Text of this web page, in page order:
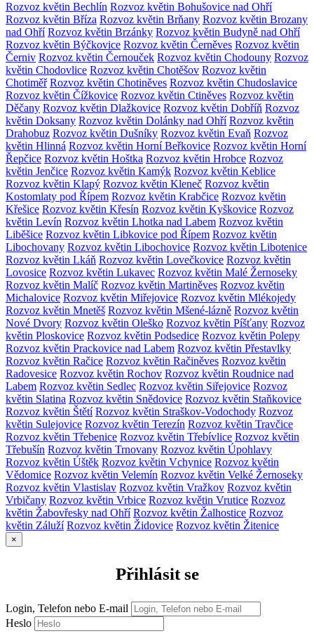
Rozvoz květin Bechlín Rozvoz květin Bohušovice nad Ohří
Rozvoz květin Bříza Rozvoz květin Brňany Rozvoz květin Brozany
nad Ohří Rozvoz květin Brzánky Rozvoz květin Budyně nad Ohří
Rozvoz květin Býčkovice Rozvoz květin Černěves Rozvoz květin
Černiv Rozvoz květin Černouček Rozvoz květin Chodouny Rozvoz
květin Chodovlice Rozvoz květin Chotěšov Rozvoz květin
Chotiměř Rozvoz květin Chotiněves Rozvoz květin Chudoslavice
Rozvoz květin Čížkovice Rozvoz květin Ctiněves Rozvoz květin
Děčany Rozvoz květin Dlažkovice Rozvoz květin Dobříň Rozvoz
květin Doksany Rozvoz květin Dolánky nad Ohří Rozvoz květin
Drahobuz Rozvoz květin Dušníky Rozvoz květin Evaň Rozvoz
květin Hlinná Rozvoz květin Horní Beřkovice Rozvoz květin Horní
Řepčice Rozvoz květin Hoštka Rozvoz květin Hrobce Rozvoz
květin Jenčice Rozvoz květin Kamýk Rozvoz květin Keblice
Rozvoz květin Klapý Rozvoz květin Kleneč Rozvoz květin
Kostomlaty pod Řípem Rozvoz květin Krabčice Rozvoz květin
Křešice Rozvoz květin Křesín Rozvoz květin Kyškovice Rozvoz
květin Levín Rozvoz květin Lhotka nad Labem Rozvoz květin
Liběšice Rozvoz květin Libkovice pod Řípem Rozvoz květin
Libochovany Rozvoz květin Libochovice Rozvoz květin Libotenice
Rozvoz květin Lkáň Rozvoz květin Lovečkovice Rozvoz květin
Lovosice Rozvoz květin Lukavec Rozvoz květin Malé Žernoseky
Rozvoz květin Malíč Rozvoz květin Martiněves Rozvoz květin
Michalovice Rozvoz květin Miřejovice Rozvoz květin Mlékojedy
Rozvoz květin Mnetěš Rozvoz květin Mšené-lázně Rozvoz květin
Nové Dvory Rozvoz květin Oleško Rozvoz květin Píšťany Rozvoz
květin Ploskovice Rozvoz květin Podsedice Rozvoz květin Polepy
Rozvoz květin Prackovice nad Labem Rozvoz květin Přestavlky
Rozvoz květin Račice Rozvoz květin Račiněves Rozvoz květin
Radovesice Rozvoz květin Rochov Rozvoz květin Roudnice nad
Labem Rozvoz květin Sedlec Rozvoz květin Siřejovice Rozvoz
květin Slatina Rozvoz květin Snědovice Rozvoz květin Staňkovice
Rozvoz květin Štětí Rozvoz květin Straškov-Vodochody Rozvoz
květin Sulejovice Rozvoz květin Terezín Rozvoz květin Travčice
Rozvoz květin Třebenice Rozvoz květin Třebívlice Rozvoz květin
Třebušín Rozvoz květin Trnovany Rozvoz květin Úpohlavy
Rozvoz květin Úštěk Rozvoz květin Vchynice Rozvoz květin
Vědomice Rozvoz květin Velemín Rozvoz květin Velké Žernoseky
Rozvoz květin Vlastislav Rozvoz květin Vražkov Rozvoz květin
Vrbičany Rozvoz květin Vrbice Rozvoz květin Vrutice Rozvoz
květin Žabovřesky nad Ohří Rozvoz květin Žalhostice Rozvoz
květin Záluží Rozvoz květin Židovice Rozvoz květin Žitenice
×
Přihlásit se
Login, Telefon nebo E-mail
Heslo